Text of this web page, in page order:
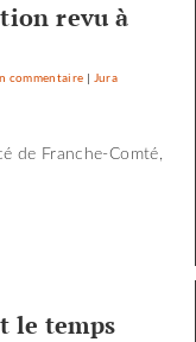
revu à
commentaire on
et
| Jura
de Franche-Comté,
le temps